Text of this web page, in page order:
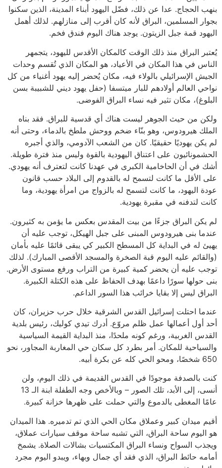
بنهب الحجاج. عدا عن ذلك، فضّل اليهود أبناء المدينة، الذين سكنوا
بجوار المسلمين، البراق لأنه كان أقرب إلى منازلهم. لذلك أهمل
اليهود قمة جبل الزيتون. يوجد هناك اليوم فندق فخم.
يُعتبر البراق منذ ذلك الوقت كالمكان الأقدس لليهود، يتجمهر
الناس في هذا المكان في الأعياد، هو المكان الذي تُقسم وحدات
الجيش الإسرائيلي بالولاء فيه، مكان يُحضر إليه يهود أغنياء من كل
نواحي العالم أولادهم للبار ميتسفا (حفل يهود ديني للشبيبة بسن
البلوغ)، مكان تثير فيه نساء البراق الفوضى.
ولكن من حيث الجوهر ليست هناك أي قدسية للبراق. فقد بناه
الملك هيرودوس، وهو بنّاء ضخم ووحش ملطخ بالدماء، وحتى أنه
لم يكن يهوديًا حقيقيًا. كان من الشعب الآدومي، والذي أجبره
الحشمونائيون على اعتناق اليهودية بالقوة وليس منذ فترة طويلة.
أشك في أن الحاخامية الكبرى في عهدنا كانت لتعترف أنه يهودي.
على الأقل ما كانت لتسمح له بالقدوم إلى البلاد حسب قانون
عودة اليهود، ما كانت لتسمح له بالزواج من امرأة يهودية، وما
كانت لتدفنه في مقبرة يهودية.
لم يكن البراق جزءًا من بيت المقدس بعكس ما يؤمن به كثيرون.
عندما بنى هيرودوس المبنى على جبل الهيكل، توجب عليه أن
يهيئ له في البداية كل المسطح الكبير كي يبقى قائمًا عليه بأمان
(والقائم عليه اليوم قبة الصخرة والمسجد الأقصى المبارك). لذلك
توجب عليه أن يحضر كمية كبيرة من التراب ورفع مستوى الأرض.
بنى حولها سورًا داعمًا بهدف الحفاظ على هذه الكتلة الكبيرة.
البراق ليس إلا بقايا خرائب هذا السور الداعم.
عندما احتلت إسرائيل القدس الشرقية خلال حرب حزيران، كان
أحد أول أعمالها عمل ظلم مروّع. أدرك تيدي كوليك، رئيس بلدية
القدس الغربية، ورغم كونه ملحدًا، منذ البداية القيمة السياسية
والسياحية للمكان. أمر بطرد كل سكان حي المغاربة المجاور، نحو
650 شخصًا، ومحو الحي كله عن بكرة أبيه.
كنت بالصدفة موجودًا في القدس القديمة في ذلك اليوم، ولن
أنسى، إلى الأبد، تلك الصور – وبالأخص وجه الطفلة ابنة الـ 13
عامًا المغطى بالدموع والتي حملت على ظهرها خزانة كبيرة.
أقيم ميدان كبير وعملاق مكان الحي الذي تم تدميره. هذا الميدان
هو اليوم ساحة البراق، التي تشبه ساحة موقف سيارات عملاق،
ويجذب السواح ونساء البراق المكتسيات بشالات الصلاة. يشمخ
أمامه حائط البراق، الذي فقد أي جمال وبهاء، ويبدو اليوم مجرد